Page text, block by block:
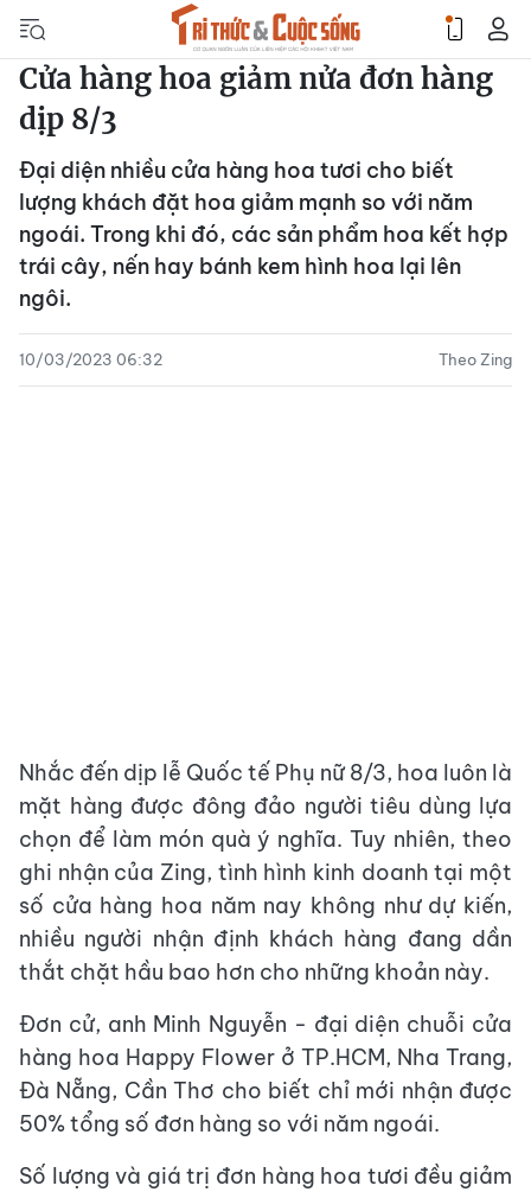
Cửa hàng hoa giảm nửa đơn hàng
dịp 8/3
Đại diện nhiều cửa hàng hoa tươi cho biết
lượng khách đặt hoa giảm mạnh so với năm
ngoái. Trong khi đó, các sản phẩm hoa kết hợp
trái cây, nến hay bánh kem hình hoa lại lên
ngôi.
10/03/2023 06:32 Theo Zing
Nhắc đến dịp lễ Quốc tế Phụ nữ 8/3, hoa luôn là
mặt hàng được đông đảo người tiêu dùng lựa
chọn để làm món quà ý nghĩa. Tuy nhiên, theo
ghi nhận của Zing, tình hình kinh doanh tại một
số cửa hàng hoa năm nay không như dự kiến,
nhiều người nhận định khách hàng đang dần
thắt chặt hầu bao hơn cho những khoản này.
Đơn cử, anh Minh Nguyễn - đại diện chuỗi cửa
hàng hoa Happy Flower ở TP.HCM, Nha Trang,
Đà Nẵng, Cần Thơ cho biết chỉ mới nhận được
50% tổng số đơn hàng so với năm ngoái.
Số lượng và giá trị đơn hàng hoa tươi đều giảm